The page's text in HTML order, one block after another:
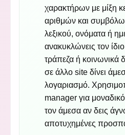
χαρακτήρων με μίξη
αριθμών και
λεξικού, ονόματα ή
ανακυκλώνεις τον
τράπεζα ή κοινωνικά
σε άλλο site δίνει
λογαριασμό.
manager για
τον άμεσα αν δεις
αποτυχημένες